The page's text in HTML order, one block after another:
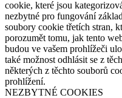
cookie, které jsou
nezbytné pro fungování
soubory cookie třetích stran,
porozumět tomu, jak tento
budou ve vašem prohlížeči
také možnost odhlásit se z
některých z těchto souborů
prohlížení.
NEZBYTNÉ COOKIES